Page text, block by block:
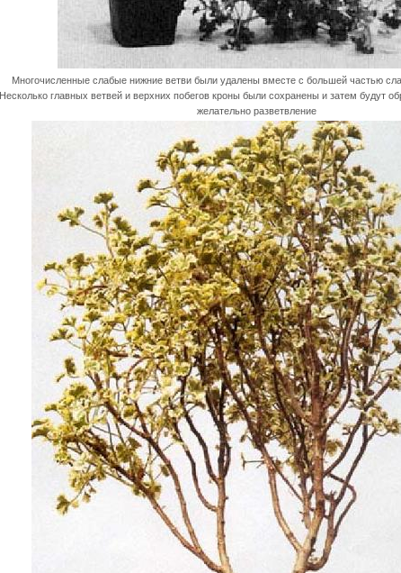
Многочисленные слабые нижние ветви были удалены вместе с большей частью
Несколько главных ветвей и верхних побегов кроны были сохранены и затем будут
желательно разветвление